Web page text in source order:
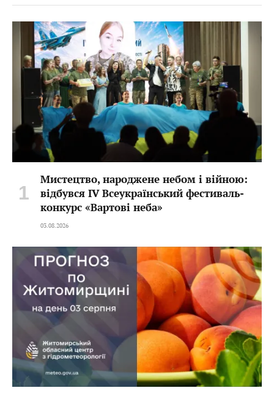
Мистецтво, народжене небом і війною:
відбувся IV Всеукраїнський фестиваль-
конкурс «Вартові неба»
03.08.2026